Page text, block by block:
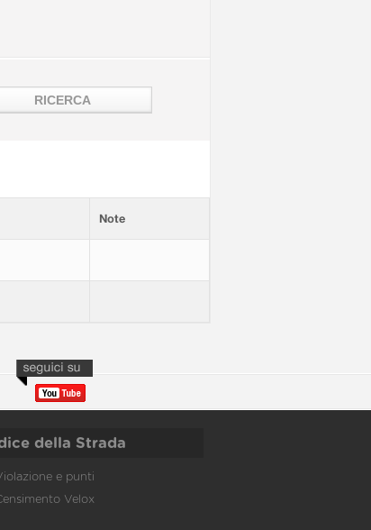
Note
della Strada
e punti
Velox